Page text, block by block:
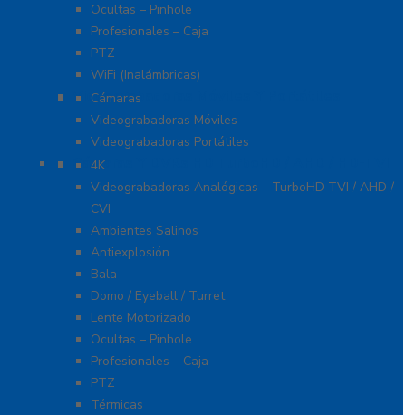
Ocultas – Pinhole
Profesionales – Caja
PTZ
WiFi (Inalámbricas)
Videograbadoras Móviles Y Portátiles
Cámaras
Videograbadoras Móviles
Videograbadoras Portátiles
Cámaras Y DVRs HD TurboHD / AHD / HD-TVI
4K
Videograbadoras Analógicas – TurboHD TVI / AHD /
CVI
Ambientes Salinos
Antiexplosión
Bala
Domo / Eyeball / Turret
Lente Motorizado
Ocultas – Pinhole
Profesionales – Caja
PTZ
Térmicas